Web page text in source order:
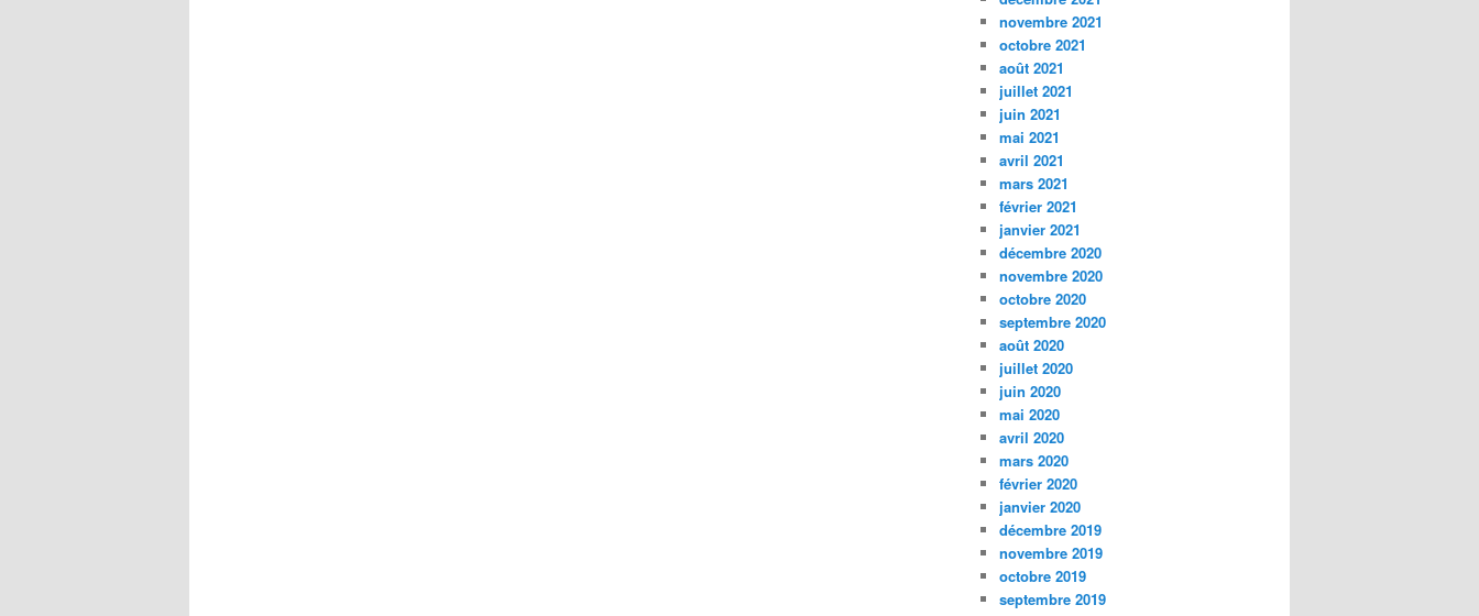
novembre 2021
octobre 2021
août 2021
juillet 2021
juin 2021
mai 2021
avril 2021
mars 2021
février 2021
janvier 2021
décembre 2020
novembre 2020
octobre 2020
septembre 2020
août 2020
juillet 2020
juin 2020
mai 2020
avril 2020
mars 2020
février 2020
janvier 2020
décembre 2019
novembre 2019
octobre 2019
septembre 2019